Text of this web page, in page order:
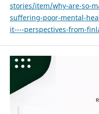
stories/item/why-are-so-
suffering-poor-mental-
it----perspectives-from-